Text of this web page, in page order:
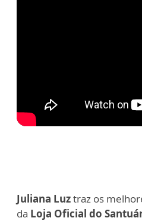
Juliana Luztraz os
da Loja Oficial do